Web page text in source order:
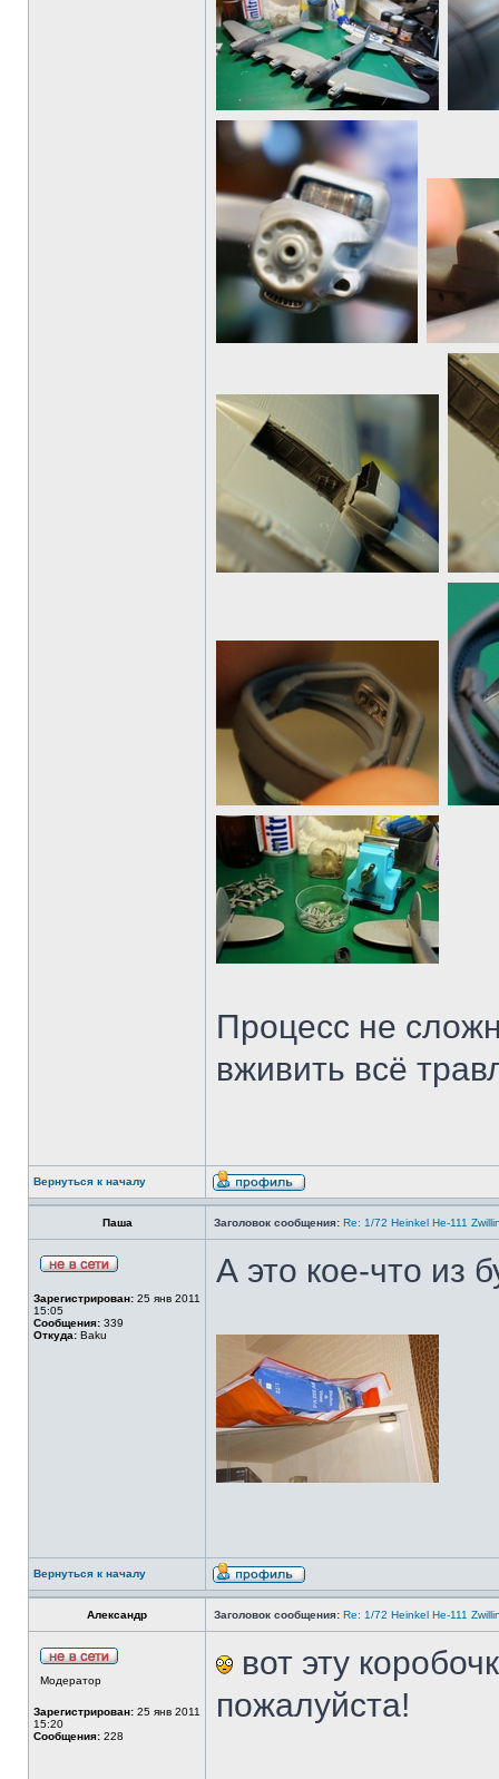
Процесс не
вживить всё
Вернуться к началу
Паша Заголовок сообщения: Re: 1/72 Heinkel He-111
Зарегистрирован: 25 янв 2011
15:05
Сообщения: 339
Откуда: Baku
А это кое-что из
Вернуться к началу
Александр Заголовок сообщения: Re: 1/72 Heinkel He-111
Модератор
Зарегистрирован: 25 янв 2011
15:20
Сообщения: 228
вот эту
пожалуйста!